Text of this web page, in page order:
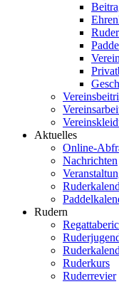
Aktuelles
Online-
Nachrichten
Rudern
Ruderkurs
Ruderrevier